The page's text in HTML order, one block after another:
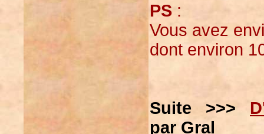
PS :
Vous avez
dont environ
Suite >>>
par Gral